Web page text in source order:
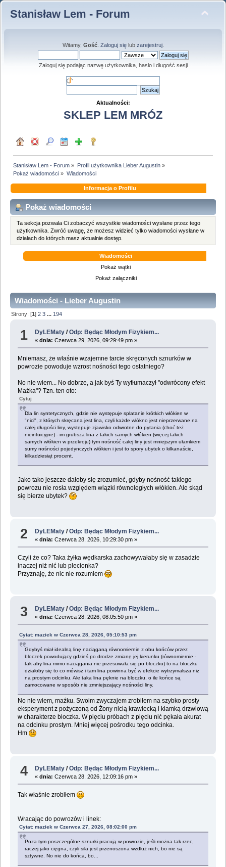
Stanisław Lem - Forum
Witamy, Gość. Zaloguj sięlub zarejestruj.
Zaloguj się podając nazwę użytkownika, hasło i długość sesji
Aktualności:
SKLEP LEM MRÓZ
Stanisław Lem - Forum » Profil użytkownika Lieber Augustin»
Pokaż wiadomości » Wiadomości
Informacja o Profilu
Pokaż wiadomości
Ta sekcja pozwala Ci zobaczyć wszystkie wiadomości wysłane przez tego
użytkownika. Zwróć uwagę, że możesz widzieć tylko wiadomości wysłane w
działach do których masz aktualnie dostęp.
Wiadomości
Pokaż wątki
Pokaż załączniki
Wiadomości - Lieber Augustin
Strony: [1]2 3 ... 194
1 DyLEMaty /Odp: Będąc Młodym Fizykiem...
«dnia: Czerwca 29, 2026, 09:29:49 pm »
Mniemasz, że właśnie wzajemne tarcie skręconych sznurków w
powrozie powoduje wzrost nośności tego ostatniego?
No nie wiem... No dobrze, a jak byś Ty wytłumaczył "odwrócony efekt
Maźka"? Tzn. ten oto:
Cytuj
Dla lin syntetycznych, gdzie nie występuje splatanie krótkich włókien w
"nici", z których skręcana jest lina, czyli każde włókno jest nieprzerwane na
całej długości liny, występuje zjawisko odwrotne do pytania (choć też
nieintuicyjne) - im grubsza lina z takich samych włókien (więcej takich
samych włókien w przekroju) tym nośność całej liny jest mniejszym ułamkiem
sumy nośności pojedynczych włókien i jest to spory ubytek o kilkanaście,
kilkadziesiąt procent.
Jako tako jeszcze dałoby się zrozumieć, gdyby nośność takiego
powrozu nie rosła względem wiązki równoległych włókien. Ale skąd
się bierze ubytek?
2 DyLEMaty /Odp: Będąc Młodym Fizykiem...
«dnia: Czerwca 28, 2026, 10:29:30 pm »
Czyli że co? Taka żyłka wędkarska zachowywałaby się w zasadzie
inaczej niż nić lub plecionka?
Przyznaję, że nic nie rozumiem
3 DyLEMaty /Odp: Będąc Młodym Fizykiem...
«dnia: Czerwca 28, 2026, 08:05:50 pm »
Cytat: maziek w Czerwca 28, 2026, 05:10:53 pm
Gdybyś miał idealną linę naciąganą równomiernie z obu końców przez
bloczek powodujący gdzieś po drodze zmianę jej kierunku (równomiernie -
tak aby lina mimo naciągania nie przesuwała się po bloczku) to na bloczku
działoby się to co mówisz i tam lina powinna być w efekcie wytrzymalsza niż
na prostym odcinku. Ale taka lina pęknie na bloczku, o ile końce są
zamocowane w sposób nie zmniejszający nośności liny.
No nie wiem, maźku. Swoim zwyczajem zrobiłem na szybko prosty
eksperyment z pożyczoną od Żony nicią krawiecką i klamką drzwiową
w charakterze bloczka. W pięciu próbach z pięciu nić pękała akurat
na odcinku prostym. Mniej więcej pośrodku tego odcinka.
Hm
4 DyLEMaty /Odp: Będąc Młodym Fizykiem...
«dnia: Czerwca 28, 2026, 12:09:16 pm »
Tak właśnie zrobiłem
Wracając do powrozów i linek:
Cytat: maziek w Czerwca 27, 2026, 08:02:00 pm
Poza tym poszczególne sznurki pracują w powrozie, jeśli można tak rzec,
raczej jako cięgna, czyli siła jest przenoszona wzdłuż nich, bo nie są
sztywne. No nie do końca, bo...